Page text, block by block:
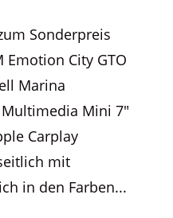
Sonderpreis
Emotion City GTO
Marina
Mini 7″
Carplay
mit
in den Farben...